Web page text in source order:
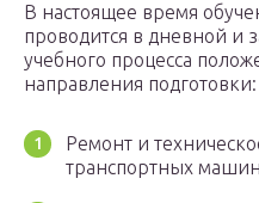
В настоящее время
проводится в дневной и
учебного процесса
направления подготовки:
Ремонт и
транспортных